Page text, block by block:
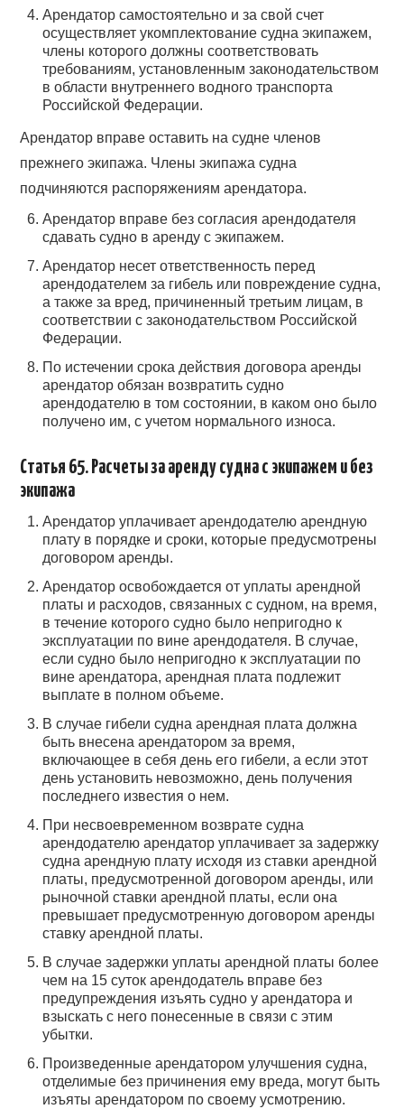
Арендатор самостоятельно и за свой счет
осуществляет укомплектование судна экипажем,
члены которого должны соответствовать
требованиям, установленным законодательством
в области внутреннего водного транспорта
Российской Федерации.
Арендатор вправе оставить на судне членов
прежнего экипажа. Члены экипажа судна
подчиняются распоряжениям арендатора.
Арендатор вправе без согласия арендодателя
сдавать судно в аренду с экипажем.
Арендатор несет ответственность перед
арендодателем за гибель или повреждение судна,
а также за вред, причиненный третьим лицам, в
соответствии с законодательством Российской
Федерации.
По истечении срока действия договора аренды
арендатор обязан возвратить судно
арендодателю в том состоянии, в каком оно было
получено им, с учетом нормального износа.
Статья 65. Расчеты за аренду судна с экипажем и без
экипажа
Арендатор уплачивает арендодателю арендную
плату в порядке и сроки, которые предусмотрены
договором аренды.
Арендатор освобождается от уплаты арендной
платы и расходов, связанных с судном, на время,
в течение которого судно было непригодно к
эксплуатации по вине арендодателя. В случае,
если судно было непригодно к эксплуатации по
вине арендатора, арендная плата подлежит
выплате в полном объеме.
В случае гибели судна арендная плата должна
быть внесена арендатором за время,
включающее в себя день его гибели, а если этот
день установить невозможно, день получения
последнего известия о нем.
При несвоевременном возврате судна
арендодателю арендатор уплачивает за задержку
судна арендную плату исходя из ставки арендной
платы, предусмотренной договором аренды, или
рыночной ставки арендной платы, если она
превышает предусмотренную договором аренды
ставку арендной платы.
В случае задержки уплаты арендной платы более
чем на 15 суток арендодатель вправе без
предупреждения изъять судно у арендатора и
взыскать с него понесенные в связи с этим
убытки.
Произведенные арендатором улучшения судна,
отделимые без причинения ему вреда, могут быть
изъяты арендатором по своему усмотрению.